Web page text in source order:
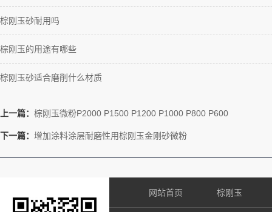
棕刚玉砂耐用吗
棕刚玉的用途有哪些
棕刚玉砂适合磨削什么材质
上一篇： 棕刚玉微粉P2000 P1500 P1200 P1000 P800 P600
下一篇： 增加涂料涂层耐磨性用棕刚玉金刚砂微粉
网站首页 棕刚玉